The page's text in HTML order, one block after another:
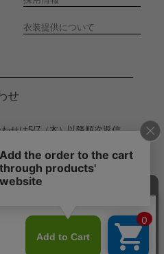
衣装提供について
せ
せは5/7（木）以降順次返信
せ
での間はお電話でのお問い合
だきます。